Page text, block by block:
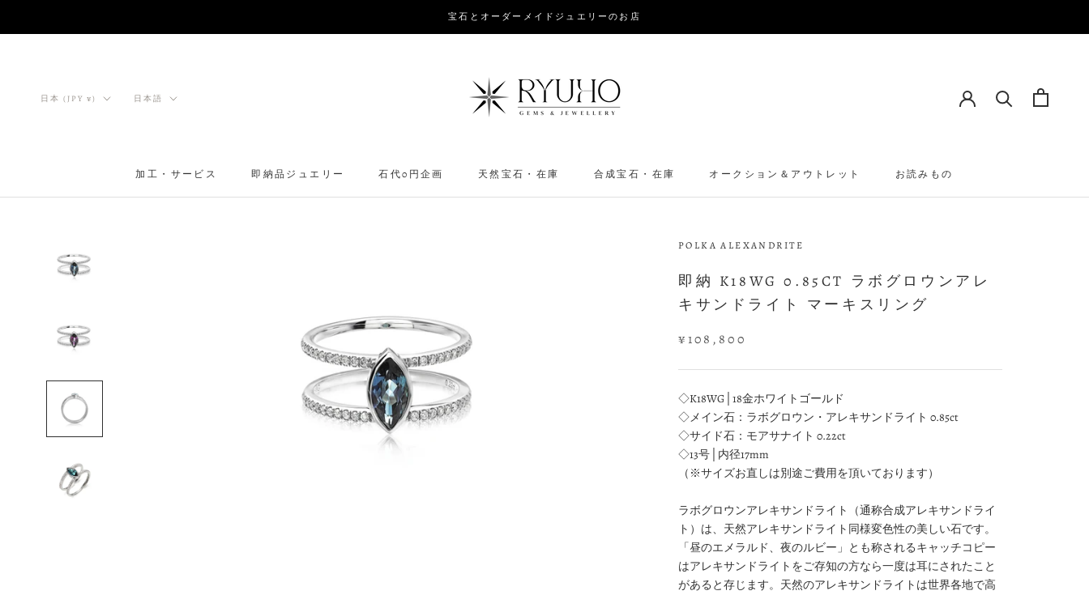
ツ
宝石とオーダーメイドジュエリーのお店
加工・サービス 即納品ジュエリー 石代0円企画 天然宝石・在庫 合成宝石・在庫 オークション＆アウトレット お読みもの
国/
日本 (JPY ¥)
言
日本語
POLKA ALEXANDRITE
即納 K18WG 0.85CT ラボグロウンアレ
キサンドライト マーキスリング
¥108,800
◇K18WG│18金ホワイトゴールド
◇メイン石：ラボグロウン・アレキサンドライト 0.85ct
◇サイド石：モアサナイト 0.22ct
◇13号│内径17mm
（※サイズお直しは別途ご費用を頂いております）
ラボグロウンアレキサンドライト（通称合成アレキサンドライ
ト）は、天然アレキサンドライト同様変色性の美しい石です。
「昼のエメラルド、夜のルビー」とも称されるキャッチコピー
はアレキサンドライトをご存知の方なら一度は耳にされたこと
があると存じます。天然のアレキサンドライトは世界各地で高